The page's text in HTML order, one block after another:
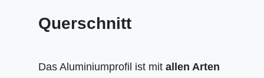
Querschnitt
Das Aluminiumprofil ist mit allen Arten